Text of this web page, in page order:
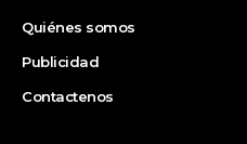
Quiénes somos
Publicidad
Contactenos